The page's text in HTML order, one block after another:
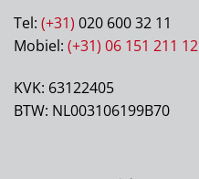
Tel: (+31) 020 600 32 11
Mobiel: (+31) 06 151 211 12
KVK: 63122405
BTW: NL003106199B70